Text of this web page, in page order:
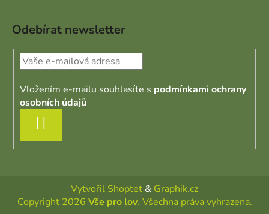
Odebírat newsletter
Vložením e-mailu souhlasíte s podmínkami ochrany
osobních údajů
Vytvořil Shoptet & Graphik.cz
Copyright 2026 Vše pro lov. Všechna práva vyhrazena.